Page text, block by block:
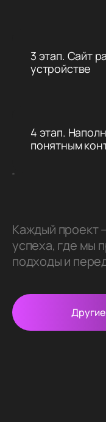
3 этап. Сайт
устройстве
4 этап.
понятным
Каждый проект
успеха, где мы
подходы и